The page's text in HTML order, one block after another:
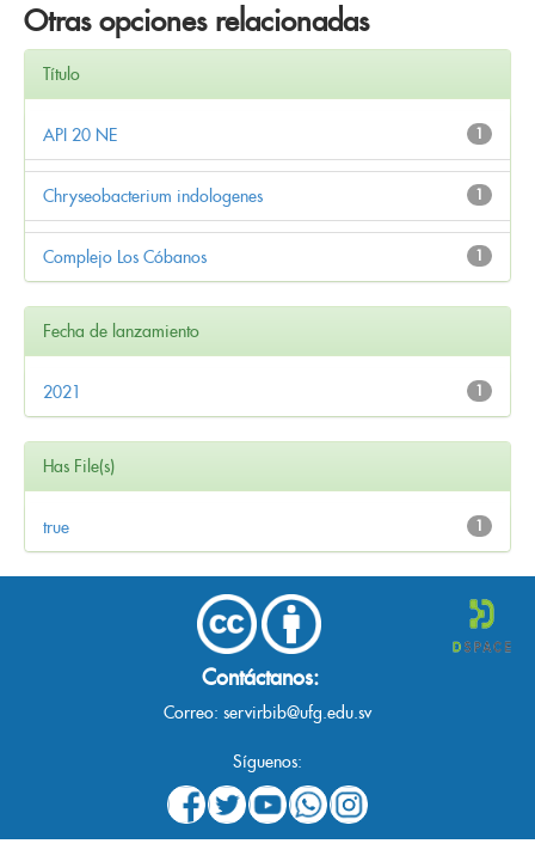
Otras opciones relacionadas
Título
1
API 20 NE
1
Chryseobacterium indologenes
1
Complejo Los Cóbanos
Fecha de lanzamiento
1
2021
Has File(s)
1
true
Contáctanos:
Correo: servirbib@ufg.edu.sv
Síguenos: